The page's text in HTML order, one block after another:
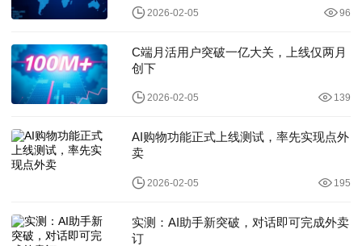
2026-02-05 96
C端月活用户突破一亿大关，上线仅两月
创下
2026-02-05 139
AI购物功能正式上线测试，率先实现点外
卖
2026-02-05 195
实测：AI助手新突破，对话即可完成外卖
订